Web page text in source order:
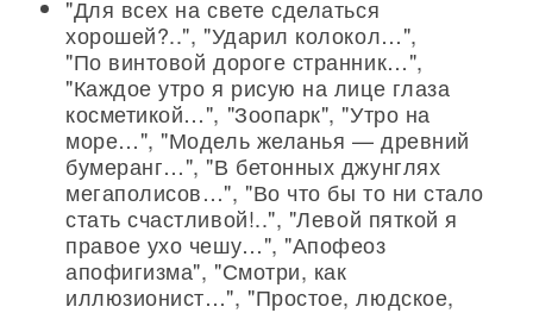
"Для всех на свете сделаться
хорошей?..", "Ударил колокол…",
"По винтовой дороге странник…",
"Каждое утро я рисую на лице глаза
косметикой…", "Зоопарк", "Утро на
море…", "Модель желанья — древний
бумеранг…", "В бетонных джунглях
мегаполисов…", "Во что бы то ни стало
стать счастливой!..", "Левой пяткой я
правое ухо чешу…", "Апофеоз
апофигизма", "Смотри, как
иллюзионист…", "Простое, людское,